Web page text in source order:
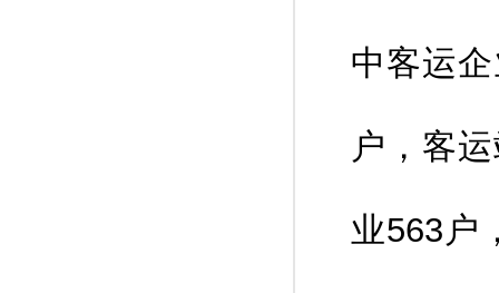
中客运
户，客
业563户